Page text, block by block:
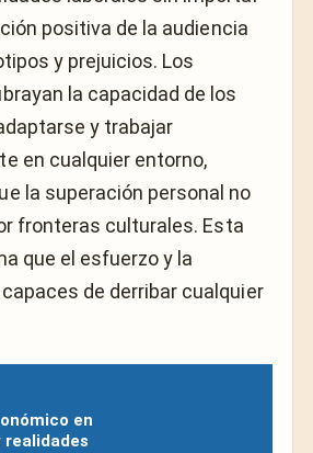
positiva de la audiencia
y prejuicios. Los
la capacidad de los
y trabajar
en cualquier entorno,
la superación personal no
fronteras culturales. Esta
que el esfuerzo y la
de derribar cualquier
en
realidades